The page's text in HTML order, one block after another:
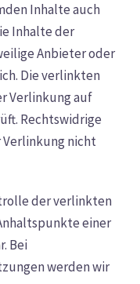
Inhalte auch
Inhalte der
Anbieter oder
Die verlinkten
Verlinkung auf
Rechtswidrige
nicht
der verlinkten
einer
Bei
werden wir